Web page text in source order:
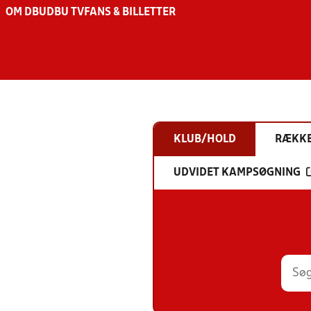
OM DBU DBU TV FANS & BILLETTER
KLUB/HOLD
UDVIDET KAMPSØGNING